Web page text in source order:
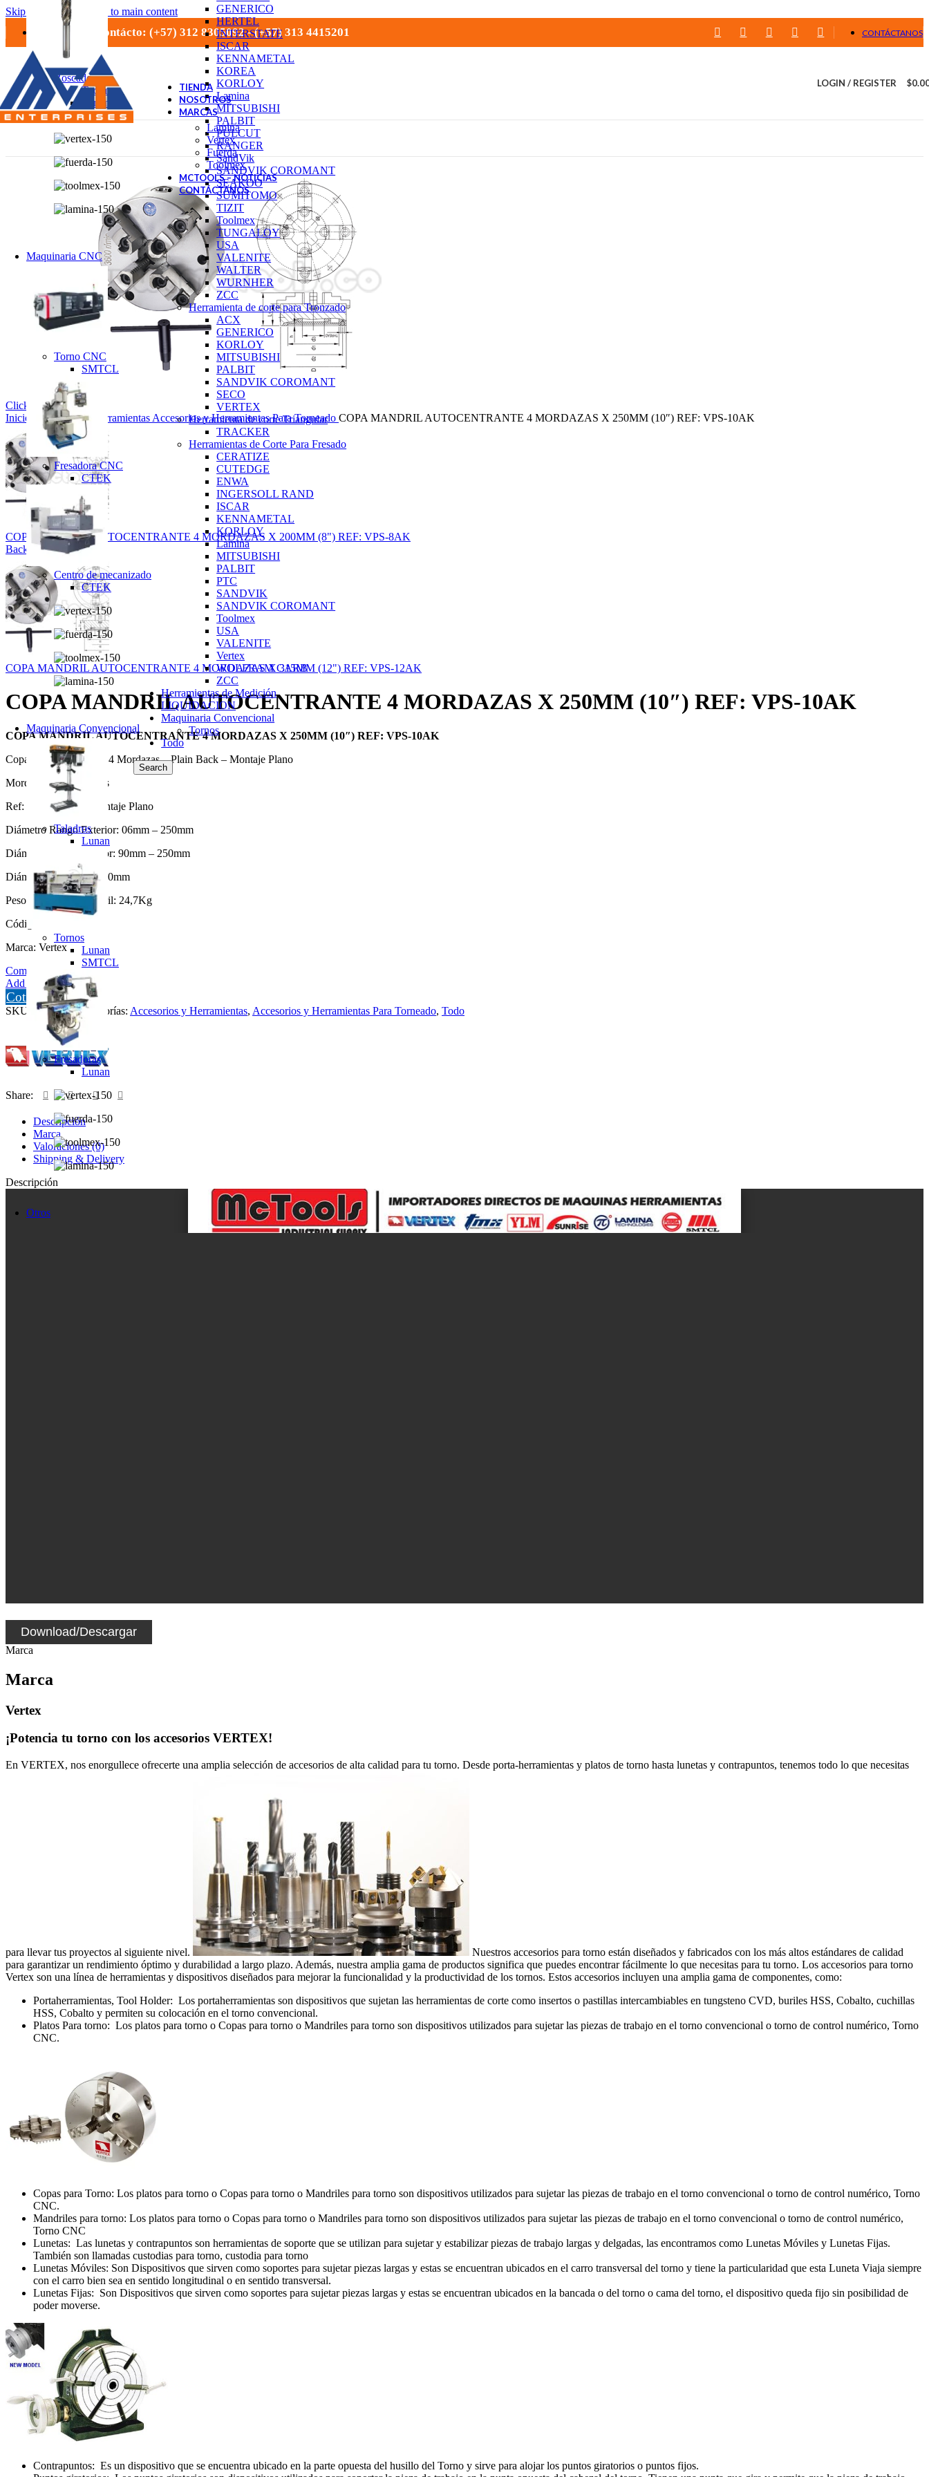
Skip to navigation Skip to main content
Números de contácto: (+57) 312 8305092 - (+57) 313 4415201 CONTÁCTANOS
GENERICO
HERTEL
INTERSTATE
ISCAR
KENNAMETAL
KOREA
KORLOY
Lamina
MITSUBISHI
PALBIT
PULCUT
RANGER
SandVik
SANDVIK COROMANT
SEAKOO
SUMITOMO
TIZIT
Toolmex
TUNGALOY
USA
VALENITE
WALTER
WURNHER
ZCC
Herramienta de corte para Tronzado
ACX
GENERICO
KORLOY
MITSUBISHI
PALBIT
SANDVIK COROMANT
SECO
VERTEX
Herramienta de corte Triangular
TRACKER
Herramientas de Corte Para Fresado
CERATIZE
CUTEDGE
ENWA
INGERSOLL RAND
ISCAR
KENNAMETAL
KORLOY
Lamina
MITSUBISHI
PALBIT
PTC
SANDVIK
SANDVIK COROMANT
Toolmex
USA
VALENITE
Vertex
WOLFRAM CARB
ZCC
Herramientas de Medición
LIQUIDACION
Maquinaria Convencional
Tornos
Todo
Search
LOGIN / REGISTER $
Roscado
Toolmex
Lamina
Vertex
Maquinaria CNC
Torno CNC
SMTCL
Fresadora CNC
CTEK
Centro de mecanizado
CTEK
Maquinaria Convencional
Taladros
Lunan
Tornos
Lunan
SMTCL
Fresadoras
Lunan
Otros
TIENDA
NOSOTROS
MARCAS
Lamina
Vertex
Fuerda
Toolmex
MCTOOLS – NOTICIAS
CONTÁCTANOS
Click to enlarge
Inicio
Accesorios y Herramientas Accesorios y Herramientas Para Torneado COPA MANDRIL AUTOCENTRANTE 4 MORDAZAS X 250MM (10″) REF: VPS-10AK
COPA MANDRIL AUTOCENTRANTE 4 MORDAZAS X 200MM (8") REF: VPS-8AK
Back to products
COPA MANDRIL AUTOCENTRANTE 4 MORDAZAS X 315MM (12") REF: VPS-12AK
COPA MANDRIL AUTOCENTRANTE 4 MORDAZAS X 250MM (10″) REF: VPS-10AK
COPA MANDRIL AUTOCENTRANTE 4 MORDAZAS X 250MM (10″) REF: VPS-10AK
Copa Autocentrante de 4 Mordazas – Plain Back – Montaje Plano
Mordazas de dos piezas
Ref: VPS-10AK – Montaje Plano
Diámetro Rango Exterior: 06mm – 250mm
Diámetro Rango Interior: 90mm – 250mm
Diámetro del Husillo: 80mm
Peso de la Copa Mandril: 24,7Kg
Código: 5002-058
Marca: Vertex
Compare
Add to wishlist
Cotizar
SKU: 5002-058Categorías: Accesorios y Herramientas, Accesorios y Herramientas Para Torneado, Todo
Share:
Descripción
Marca
Valoraciones (0)
Shipping & Delivery
Descripción
Download/Descargar
Marca
Marca
Vertex
¡Potencia tu torno con los accesorios VERTEX!
En VERTEX, nos enorgullece ofrecerte una amplia selección de accesorios de alta calidad para tu torno. Desde porta-herramientas y platos de torno hasta lunetas y contrapuntos, tenemos todo lo que necesitas
para llevar tus proyectos al siguiente nivel.
Nuestros accesorios para torno están diseñados y fabricados con los más altos estándares de calidad
para garantizar un rendimiento óptimo y durabilidad a largo plazo. Además, nuestra amplia gama de productos significa que puedes encontrar fácilmente lo que necesitas para tu torno. Los accesorios para torno
Vertex son una lí­nea de herramientas y dispositivos diseñados para mejorar la funcionalidad y la productividad de los tornos. Estos accesorios incluyen una amplia gama de componentes, como:
Portaherramientas, Tool Holder: Los portaherramientas son dispositivos que sujetan las herramientas de corte como insertos o pastillas intercambiables en tungsteno CVD, buriles HSS, Cobalto, cuchillas
HSS, Cobalto y permiten su colocación en el torno convencional.
Platos Para torno: Los platos para torno o Copas para torno o Mandriles para torno son dispositivos utilizados para sujetar las piezas de trabajo en el torno convencional o torno de control numérico, Torno
CNC.
Copas para Torno: Los platos para torno o Copas para torno o Mandriles para torno son dispositivos utilizados para sujetar las piezas de trabajo en el torno convencional o torno de control numérico, Torno
CNC.
Mandriles para torno: Los platos para torno o Copas para torno o Mandriles para torno son dispositivos utilizados para sujetar las piezas de trabajo en el torno convencional o torno de control numérico,
Torno CNC
Lunetas: Las lunetas y contrapuntos son herramientas de soporte que se utilizan para sujetar y estabilizar piezas de trabajo largas y delgadas, las encontramos como Lunetas Móviles y Lunetas Fijas.
También son llamadas custodias para torno, custodia para torno
Lunetas Móviles: Son Dispositivos que sirven como soportes para sujetar piezas largas y estas se encuentran ubicados en el carro transversal del torno y tiene la particularidad que esta Luneta Viaja siempre
con el carro bien sea en sentido longitudinal o en sentido transversal.
Lunetas Fijas: Son Dispositivos que sirven como soportes para sujetar piezas largas y estas se encuentran ubicados en la bancada o del torno o cama del torno, el dispositivo queda fijo sin posibilidad de
poder moverse.
Contrapuntos: Es un dispositivo que se encuentra ubicado en la parte opuesta del husillo del Torno y sirve para alojar los puntos giratorios o puntos fijos.